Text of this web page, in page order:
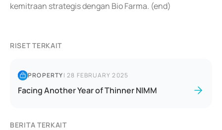
kemitraan strategis dengan Bio Farma. (end)
RISET TERKAIT
PROPERTY|28 FEBRUARY 2025
Facing Another Year of Thinner NIMM
BERITA TERKAIT